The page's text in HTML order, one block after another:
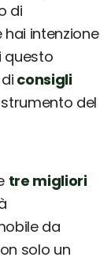
di
hai intenzione
questo
consigli
del
tre migliori
da
solo un